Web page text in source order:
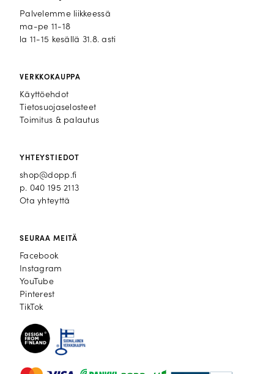
Palvelemme liikkeessä
ma-pe 11-18
la 11-15 kesällä 31.8. asti
VERKKOKAUPPA
Käyttöehdot
Tietosuojaselosteet
Toimitus & palautus
YHTEYSTIEDOT
shop@dopp.fi
p. 040 195 2113
Ota yhteyttä
SEURAA MEITÄ
Facebook
Facebook
Instagram
Instagram
YouTube
YouTube
Pinterest
Pinterest
TikTok
TikTok